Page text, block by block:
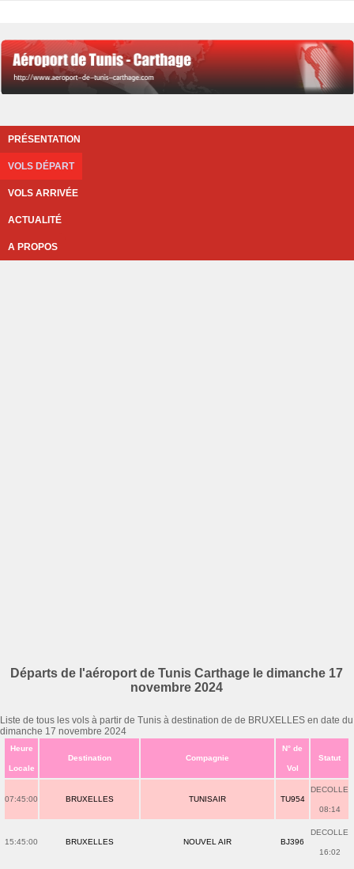
PRÉSENTATION
VOLS DÉPART
VOLS ARRIVÉE
ACTUALITÉ
A PROPOS
Départs de l'aéroport de Tunis Carthage le dimanche 17
novembre 2024
Liste de tous les vols à partir de Tunis à destination de de BRUXELLES en date du
dimanche 17 novembre 2024
Heure
Locale
Destination Compagnie
N° de
Vol
Statut
07:45:00 BRUXELLES TUNISAIR TU954
DECOLLE
08:14
15:45:00 BRUXELLES NOUVEL AIR BJ396
DECOLLE
16:02